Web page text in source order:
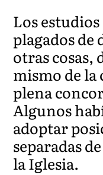
Los
plagados
otras cosas,
mismo de
plena
Algunos
adoptar
separadas
la Iglesia.